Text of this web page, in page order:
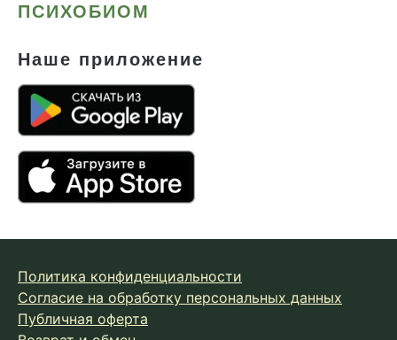
Снижение давления
Спокойствие и сон
Спортивное питание
Улучшение настроения
Чага
Энергия и выносливость
ПСИХОБИОМ
Наше приложение
Политика конфиденциальности
Согласие на обработку персональных данных
Публичная оферта